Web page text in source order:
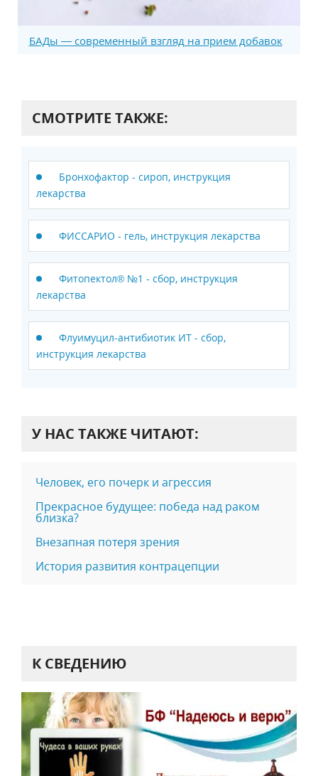
БАДы — современный взгляд на прием добавок
СМОТРИТЕ ТАКЖЕ:
Бронхофактор - сироп, инструкция
лекарства
ФИССАРИО - гель, инструкция лекарства
Фитопектол® №1 - сбор, инструкция
лекарства
Флуимуцил-антибиотик ИТ - сбор,
инструкция лекарства
У НАС ТАКЖЕ ЧИТАЮТ:
Человек, его почерк и агрессия
Прекрасное будущее: победа над раком
близка?
Внезапная потеря зрения
История развития контрацепции
К СВЕДЕНИЮ